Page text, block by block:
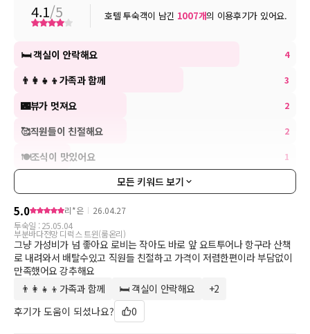
인원 추가 안내
* 침구 추가 시 1박당 20,000원 추가 요금 발생 (Beach 타입만 가
- 객실 내 베드(침대)타입 변경/이동/추가 불가
부대 시설 안내
[오션테라스(조식)]
* 위치 : 4층
※ 조식은 호텔 사정에 따라 단품 혹은 뷔페로 제공됩니다.
[스파 카멜리아]
* 운영시간 : 06:30 ~ 21:00 (※ 매주 화,수요일 휴관)
* 위치 : B2층
* 금액(정상가) : 성인 14,000원, 소인 10,000원 / 투숙객 40% 할인
[피트니스]
* 운영시간 : 06:30 ~ 21:00 (※ 매주 화,수요일 휴관)
* 위치 : B1층
4.1/5 호텔 투숙객이 남긴 1007개의 이용후기가 있어요.
🛏 객실이 안락해요 4
👨‍👩‍👧‍👦가족과 함께 3
🌃뷰가 멋져요 2
🥰직원들이 친절해요 2
🍽조식이 맛있어요 1
모든 키워드 보기
5.0 리*은
26.04.27
투숙일 :25.05.04
부분바다전망 디럭스 트윈(룸온리)
그냥 가성비가 넘 좋아요 로비는 작아도 바로 앞 요트투어나 항구라 산책
로 내려와서 배탈수있고 직원들 친절하고 가격이 저렴한편이라 부담없이
만족했어요 강추해요
👨‍👩‍👧‍👦가족과 함께
🛏 객실이 안락해요 키워드 더보기
+2
후기가 도움이 되셨나요?
0